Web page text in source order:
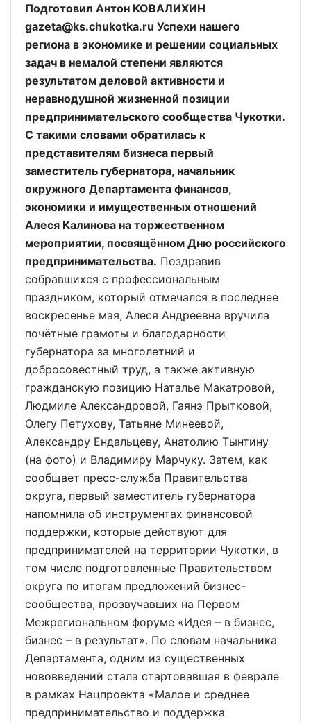
Подготовил Антон КОВАЛИХИН
gazeta@ks.chukotka.ru Успехи нашего
региона в экономике и решении социальных
задач в немалой степени являются
результатом деловой активности и
неравнодушной жизненной позиции
предпринимательского сообщества Чукотки.
С такими словами обратилась к
представителям бизнеса первый
заместитель губернатора, начальник
окружного Департамента финансов,
экономики и имущественных отношений
Алеся Калинова на торжественном
мероприятии, посвящённом Дню российского
предпринимательства. Поздравив
собравшихся с профессиональным
праздником, который отмечался в последнее
воскресенье мая, Алеся Андреевна вручила
почётные грамоты и благодарности
губернатора за многолетний и
добросовестный труд, а также активную
гражданскую позицию Наталье Макатровой,
Людмиле Александровой, Гаянэ Прытковой,
Олегу Петухову, Татьяне Минеевой,
Александру Ендальцеву, Анатолию Тынтину
(на фото) и Владимиру Марчуку. Затем, как
сообщает пресс-служба Правительства
округа, первый заместитель губернатора
напомнила об инструментах финансовой
поддержки, которые действуют для
предпринимателей на территории Чукотки, в
том числе подготовленные Правительством
округа по итогам предложений бизнес-
сообщества, прозвучавших на Первом
Межрегиональном форуме «Идея – в бизнес,
бизнес – в результат». По словам начальника
Департамента, одним из существенных
нововведений стала стартовавшая в феврале
в рамках Нацпроекта «Малое и среднее
предпринимательство и поддержка